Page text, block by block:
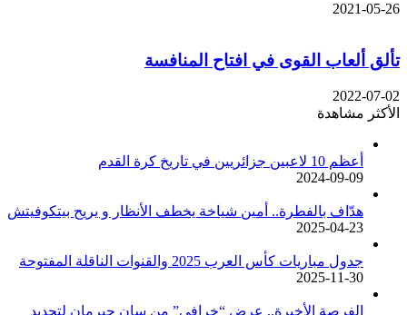
2021-05-26
تألق ألعاب القوى في افتاح المنافسة
2022-07-02
الأكثر مشاهدة
أعظم 10 لاعبين جزائريين في تاريخ كرة القدم
2024-09-09
هدّاف بالفطرة.. أمين شياخة يخطف الأنظار و يريح بيتكوفيتش
2025-04-23
جدول مباريات كأس العرب 2025 والقنوات الناقلة المفتوحة
2025-11-30
الفرصة الأخيرة.. عرض “خرافي” من سان جيرمان لتجديد